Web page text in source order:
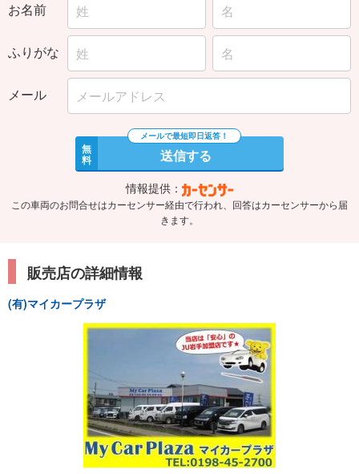
お名前
ふりがな
メール
無
料 送信する
情報提供：
この車両のお問合せはカーセンサー経由で行われ、回答はカーセンサーから届
きます。
販売店の詳細情報
(有)マイカープラザ